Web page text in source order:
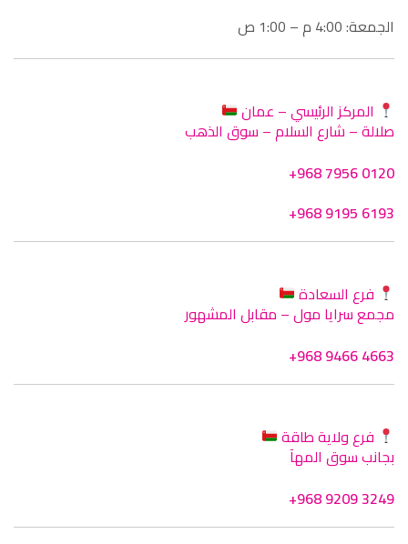
الجمعة: 4:00 م – 1:00 ص
المركز الرئيسي – عمان
صلالة – شارع السلام – سوق الذهب
+968 7956 0120
+968 9195 6193
فرع السعادة
مجمع سرايا مول – مقابل المشهور
+968 9466 4663
فرع ولاية طاقة
بجانب سوق المهآ
+968 9209 3249